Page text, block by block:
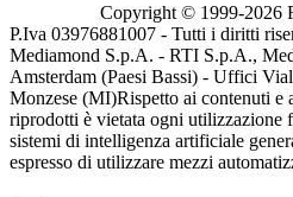
Copyright © 1999-2026
P.Iva 03976881007 - Tutti i diritti
Mediamond S.p.A. - RTI S.p.A.,
Amsterdam (Paesi Bassi) - Uffici
Monzese (MI)Rispetto ai contenuti e
riprodotti è vietata ogni utilizzazione
sistemi di intelligenza artificiale
espresso di utilizzare mezzi